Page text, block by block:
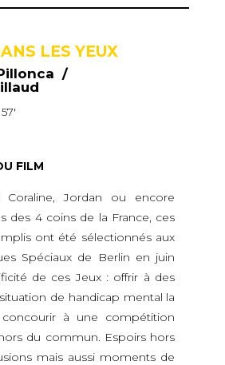
LES YEUX
/
FILM
Coraline, Jordan ou encore
des 4 coins de la France, ces
ont été sélectionnés aux
Spéciaux de Berlin en juin
de ces Jeux : offrir à des
de handicap mental la
à une compétition
du commun. Espoirs hors
mais aussi moments de